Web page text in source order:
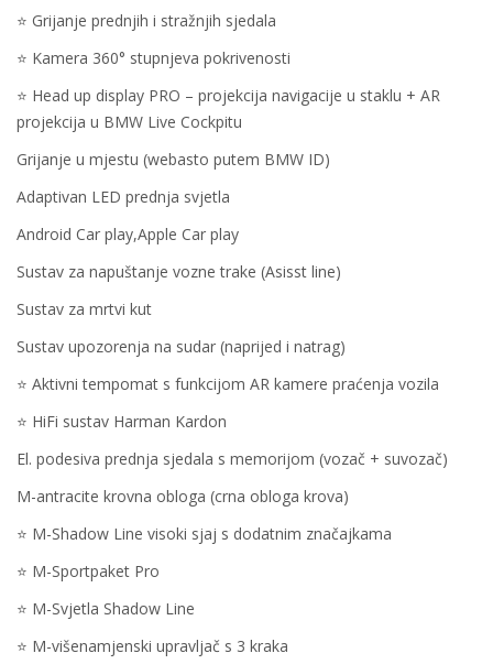
⭐️ Grijanje prednjih i stražnjih sjedala
⭐️ Kamera 360° stupnjeva pokrivenosti
⭐️ Head up display PRO – projekcija navigacije u staklu + AR
projekcija u BMW Live Cockpitu
Grijanje u mjestu (webasto putem BMW ID)
Adaptivan LED prednja svjetla
Android Car play,Apple Car play
Sustav za napuštanje vozne trake (Asisst line)
Sustav za mrtvi kut
Sustav upozorenja na sudar (naprijed i natrag)
⭐️ Aktivni tempomat s funkcijom AR kamere praćenja vozila
⭐️ HiFi sustav Harman Kardon
El. podesiva prednja sjedala s memorijom (vozač + suvozač)
M-antracite krovna obloga (crna obloga krova)
⭐️ M-Shadow Line visoki sjaj s dodatnim značajkama
⭐️ M-Sportpaket Pro
⭐️ M-Svjetla Shadow Line
⭐️ M-višenamjenski upravljač s 3 kraka